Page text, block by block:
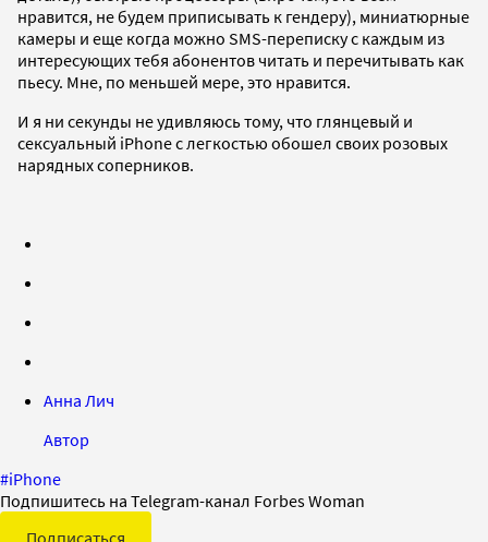
нравится, не будем приписывать к гендеру), миниатюрные
камеры и еще когда можно SMS-переписку с каждым из
интересующих тебя абонентов читать и перечитывать как
пьесу. Мне, по меньшей мере, это нравится.
И я ни секунды не удивляюсь тому, что глянцевый и
сексуальный iPhone с легкостью обошел своих розовых
нарядных соперников.
Анна Лич
Автор
#iPhone
Подпишитесь на Telegram-канал Forbes Woman
Подписаться